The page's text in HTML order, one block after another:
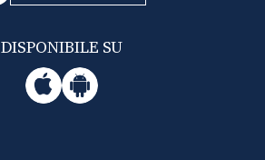
DISPONIBILE SU